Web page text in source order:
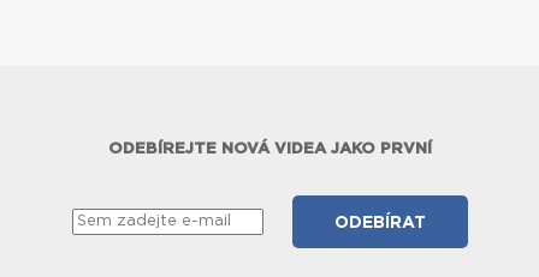
ODEBÍREJTE NOVÁ VIDEA JAKO PRVNÍ